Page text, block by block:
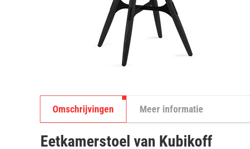
Omschrijvingen Meer informatie
Eetkamerstoel van Kubikoff